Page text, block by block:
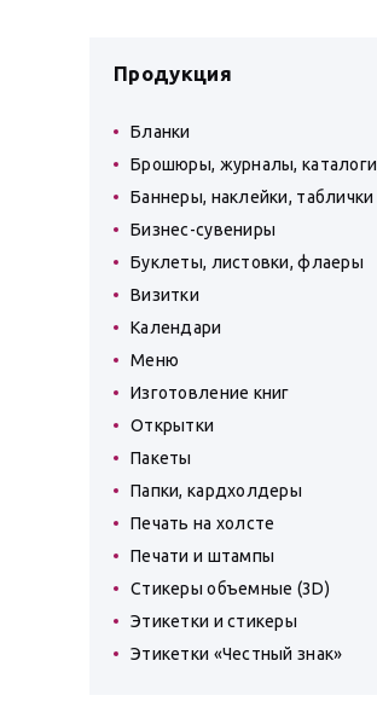
Продукция
Бланки
Брошюры, журналы, каталоги
Баннеры, наклейки, таблички
Бизнес-сувениры
Буклеты, листовки, флаеры
Визитки
Календари
Меню
Изготовление книг
Открытки
Пакеты
Папки, кардхолдеры
Печать на холсте
Печати и штампы
Стикеры объемные (3D)
Этикетки и стикеры
Этикетки «Честный знак»